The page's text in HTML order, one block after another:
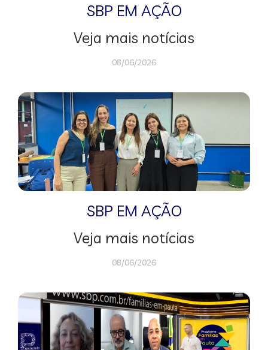
SBP EM AÇÃO
Veja mais notícias
08/06/2026
SBP EM AÇÃO
Veja mais notícias
08/06/2026